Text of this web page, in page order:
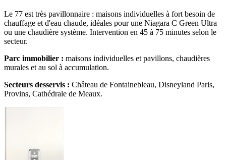
Le 77 est très pavillonnaire : maisons individuelles à fort besoin de
chauffage et d'eau chaude, idéales pour une Niagara C Green Ultra
ou une chaudière système. Intervention en 45 à 75 minutes selon le
secteur.
Parc immobilier : maisons individuelles et pavillons, chaudières
murales et au sol à accumulation.
Secteurs desservis : Château de Fontainebleau, Disneyland Paris,
Provins, Cathédrale de Meaux.